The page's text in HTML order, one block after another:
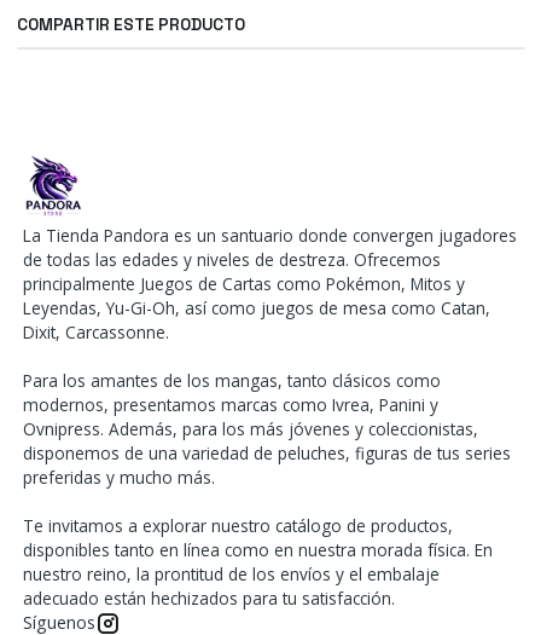
COMPARTIR ESTE PRODUCTO
La Tienda Pandora es un santuario donde convergen jugadores
de todas las edades y niveles de destreza. Ofrecemos
principalmente Juegos de Cartas como Pokémon, Mitos y
Leyendas, Yu-Gi-Oh, así como juegos de mesa como Catan,
Dixit, Carcassonne.
Para los amantes de los mangas, tanto clásicos como
modernos, presentamos marcas como Ivrea, Panini y
Ovnipress. Además, para los más jóvenes y coleccionistas,
disponemos de una variedad de peluches, figuras de tus series
preferidas y mucho más.
Te invitamos a explorar nuestro catálogo de productos,
disponibles tanto en línea como en nuestra morada física. En
nuestro reino, la prontitud de los envíos y el embalaje
adecuado están hechizados para tu satisfacción.
Síguenos